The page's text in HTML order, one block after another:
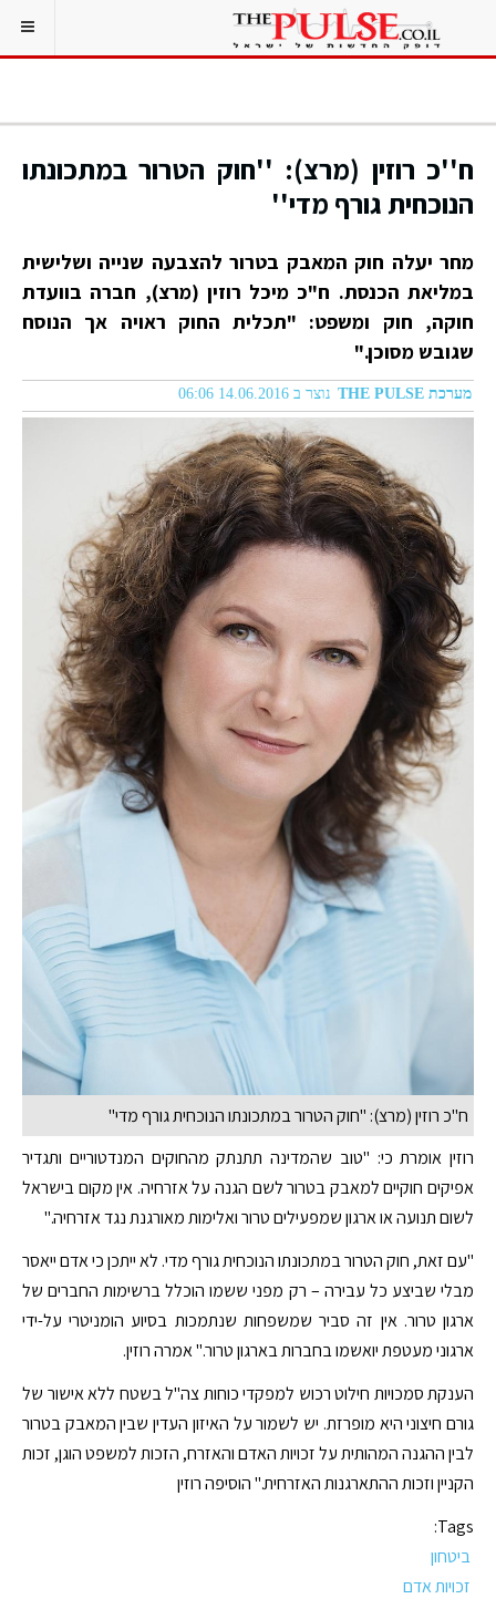
ח''כ רוזין (מרצ): ''חוק הטרור במתכונתו
הנוכחית גורף מדי''
מחר יעלה חוק המאבק בטרור להצבעה שנייה ושלישית
במליאת הכנסת. ח"כ מיכל רוזין (מרצ), חברה בוועדת
חוקה, חוק ומשפט: "תכלית החוק ראויה אך הנוסח
שגובש מסוכן."
מערכת THE PULSE נוצר ב 14.06.2016 06:06
ח"כ רוזין (מרצ): "חוק הטרור במתכונתו הנוכחית גורף מדי"
רוזין אומרת כי: "טוב שהמדינה תתנתק מהחוקים המנדטוריים ותגדיר
אפיקים חוקיים למאבק בטרור לשם הגנה על אזרחיה. אין מקום בישראל
לשום תנועה או ארגון שמפעילים טרור ואלימות מאורגנת נגד אזרחיה."
"עם זאת, חוק הטרור במתכונתו הנוכחית גורף מדי. לא ייתכן כי אדם ייאסר
מבלי שביצע כל עבירה – רק מפני ששמו הוכלל ברשימות החברים של
ארגון טרור. אין זה סביר שמשפחות שנתמכות בסיוע הומניטרי על-ידי
ארגוני מעטפת יואשמו בחברות בארגון טרור." אמרה רוזין.
הענקת סמכויות חילוט רכוש למפקדי כוחות צה"ל בשטח ללא אישור של
גורם חיצוני היא מופרזת. יש לשמור על האיזון העדין שבין המאבק בטרור
לבין ההגנה המהותית על זכויות האדם והאזרח, הזכות למשפט הוגן, זכות
הקניין וזכות ההתארגנות האזרחית." הוסיפה רוזין
Tags:
ביטחון
זכויות אדם